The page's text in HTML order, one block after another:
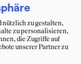
nützlich zu gestalten,
zu personalisieren,
die Zugriffe auf
unserer Partner zu